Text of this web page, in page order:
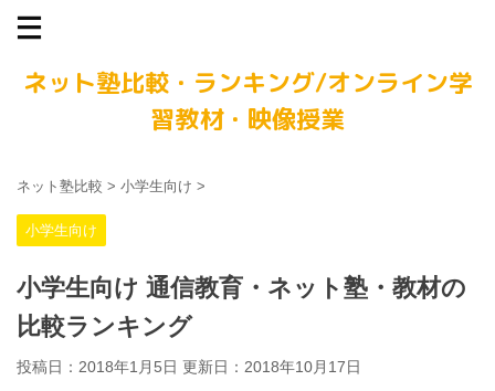
ネット塾比較・ランキング/オンライン学
習教材・映像授業
ネット塾比較 > 小学生向け >
小学生向け
小学生向け 通信教育・ネット塾・教材の
比較ランキング
投稿日：2018年1月5日 更新日： 2018年10月17日